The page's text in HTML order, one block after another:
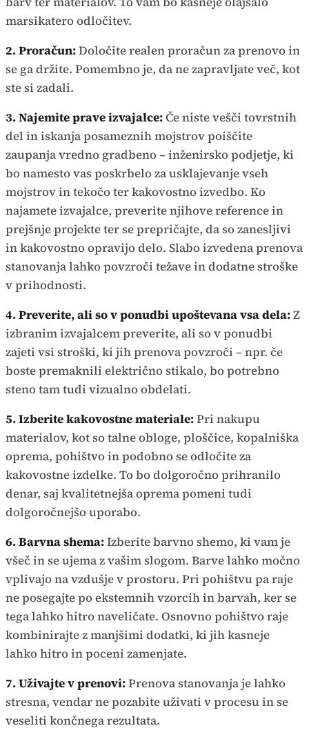
marsikatero odločitev.
2. Proračun:Določite realen proračun za prenovo in
se ga držite. Pomembno je, da ne zapravljate več, kot
ste si zadali.
3. Najemite prave izvajalce:Če niste vešči tovrstnih
del in iskanja posameznih mojstrov poiščite
zaupanja vredno gradbeno – inženirsko podjetje, ki
bo namesto vas poskrbelo za usklajevanje vseh
mojstrov in tekočo ter kakovostno izvedbo. Ko
najamete izvajalce, preverite njihove reference in
prejšnje projekte ter se prepričajte, da so zanesljivi
in kakovostno opravijo delo. Slabo izvedena prenova
stanovanja lahko povzroči težave in dodatne stroške
v prihodnosti.
4. Preverite, ali so v ponudbi upoštevana vsa dela:Z
izbranim izvajalcem preverite, ali so v ponudbi
zajeti vsi stroški, ki jih prenova povzroči – npr. če
boste premaknili električno stikalo, bo potrebno
steno tam tudi vizualno obdelati.
5. Izberite kakovostne materiale:Pri nakupu
materialov, kot so talne obloge, ploščice, kopalniška
oprema, pohištvo in podobno se odločite za
kakovostne izdelke. To bo dolgoročno prihranilo
denar, saj kvalitetnejša oprema pomeni tudi
dolgoročnejšo uporabo.
6. Barvna shema:Izberite barvno shemo, ki vam je
všeč in se ujema z vašim slogom. Barve lahko močno
vplivajo na vzdušje v prostoru. Pri pohištvu pa raje
ne posegajte po ekstemnih vzorcih in barvah, ker se
tega lahko hitro naveličate. Osnovno pohištvo raje
kombinirajte z manjšimi dodatki, ki jih kasneje
lahko hitro in poceni zamenjate.
7. Uživajte v prenovi:Prenova stanovanja je lahko
stresna, vendar ne pozabite uživati v procesu in se
veseliti končnega rezultata.